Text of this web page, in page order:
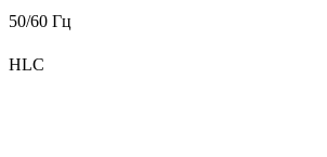
50/60 Гц
HLC